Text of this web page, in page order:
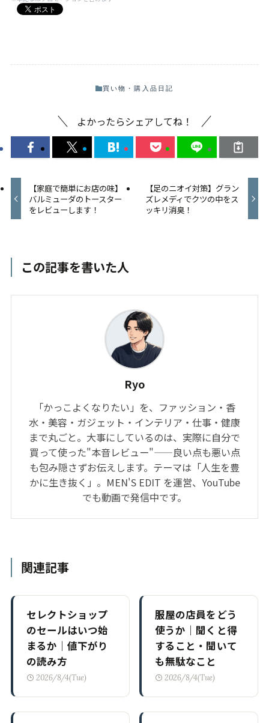
買い物・購入品日記
よかったらシェアしてね！
【家庭で簡単にお店の味】
バルミューダのトースター
をレビューします！
【足のニオイ対策】グラン
ズレメディでクツの中をス
ッキリ消臭！
この記事を書いた人
Ryo
「かっこよくなりたい」を、ファッション・香
水・美容・ガジェット・インテリア・仕事・健康
まで丸ごと。大事にしているのは、実際に自分で
買って使った"本音レビュー"——良い点も悪い点
も包み隠さずお伝えします。テーマは「人生を豊
かに生き抜く」。MEN'S EDIT を運営、YouTube
でも動画で発信中です。
関連記事
セレクトショップ
のセールはいつ始
まるか｜値下がり
の読み方
2026/8/4(Tue)
服屋の店員をどう
使うか｜聞くと得
すること・聞いて
も無駄なこと
2026/8/4(Tue)